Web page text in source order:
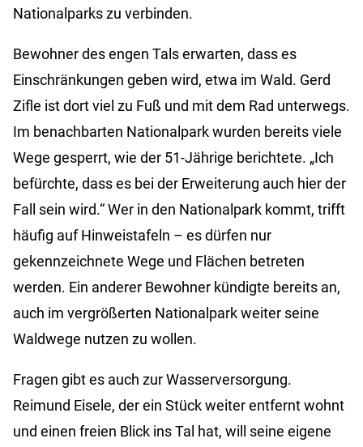
Nationalparks zu verbinden.
Bewohner des engen Tals erwarten, dass es
Einschränkungen geben wird, etwa im Wald. Gerd
Zifle ist dort viel zu Fuß und mit dem Rad unterwegs.
Im benachbarten Nationalpark wurden bereits viele
Wege gesperrt, wie der 51-Jährige berichtete. „Ich
befürchte, dass es bei der Erweiterung auch hier der
Fall sein wird.“ Wer in den Nationalpark kommt, trifft
häufig auf Hinweistafeln – es dürfen nur
gekennzeichnete Wege und Flächen betreten
werden. Ein anderer Bewohner kündigte bereits an,
auch im vergrößerten Nationalpark weiter seine
Waldwege nutzen zu wollen.
Fragen gibt es auch zur Wasserversorgung.
Reimund Eisele, der ein Stück weiter entfernt wohnt
und einen freien Blick ins Tal hat, will seine eigene